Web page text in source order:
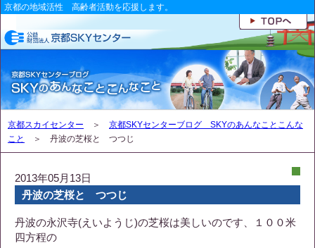
京都の地域活性 高齢者活動を応援します。
京都スカイセンター ＞ 京都SKYセンターブログ SKYのあんなことこんな
こと
＞ 丹波の芝桜と つつじ
2013年05月13日
丹波の芝桜と つつじ
丹波の永沢寺(えいようじ)の芝桜は美しいのです、１００米
四方程の